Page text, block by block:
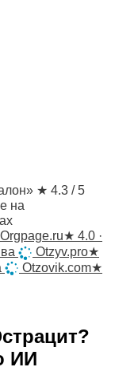
★ 4.3 / 5
на
Orgpage.ru★ 4.0 ·
Otzyv.pro★
Otzovik.com★
?
ИИ